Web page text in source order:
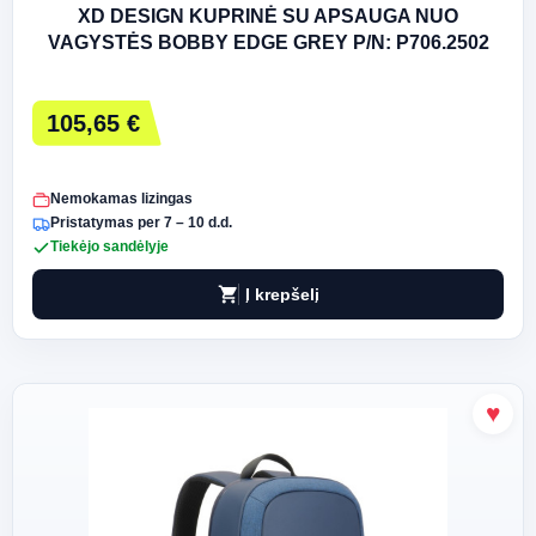
XD DESIGN KUPRINĖ SU APSAUGA NUO
VAGYSTĖS BOBBY EDGE GREY P/N: P706.2502
105,65 €
Nemokamas lizingas
Pristatymas per 7 – 10 d.d.
Tiekėjo sandėlyje
shopping_cart Į krepšelį